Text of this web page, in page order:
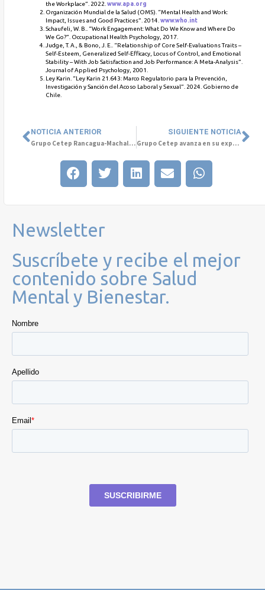
the Workplace”. 2022.www.apa.org
Organización Mundial de la Salud (OMS). “Mental Health and Work:
Impact, Issues and Good Practices”. 2014.www.who.int
Schaufeli, W. B.. “Work Engagement: What Do We Know and Where Do
We Go?”. Occupational Health Psychology, 2017.
Judge, T. A., & Bono, J. E.. “Relationship of Core Self-Evaluations Traits –
Self-Esteem, Generalized Self-Efficacy, Locus of Control, and Emotional
Stability – With Job Satisfaction and Job Performance: A Meta-Analysis”.
Journal of Applied Psychology, 2001.
Ley Karin. “Ley Karin 21.643: Marco Regulatorio para la Prevención,
Investigación y Sanción del Acoso Laboral y Sexual”. 2024. Gobierno de
Chile.
NOTICIA ANTERIOR
Grupo Cetep Rancagua-Machalí acerca la salud mental a la comunidad con charlas presenciales y online
SIGUIENTE NOTICIA
Grupo Cetep avanza en su expansión internacional en Colombia
Newsletter
Suscríbete y recibe el mejor
contenido sobre Salud
Mental y Bienestar.